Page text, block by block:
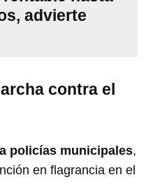
advierte
contra el
policías municipales,
en flagrancia en el